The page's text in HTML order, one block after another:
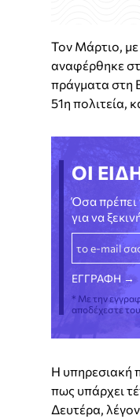
Τον Μάρτιο,
αναφέρθηκε
πράγματα στη
51η πολιτεία,
ΟΙ
Όσα πρέπει
για να
* Με την
αποδέχεστε
Η υπηρεσιακή
πως υπάρχει
Δευτέρα,